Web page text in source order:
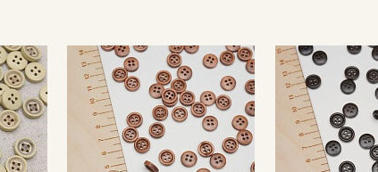
Купава
Мы публикуем здесь дополнительные
промокоды и скидки до 30% на узкие
категории тканей